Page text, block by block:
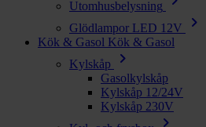
Utomhusbelysning
Glödlampor LED 12V chevron_right
Kök & Gasol Kök & Gasol
Kylskåp
chevron_right
Gasolkylskåp
Kylskåp 12/24V
Kylskåp 230V